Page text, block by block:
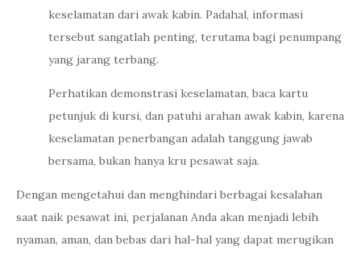
keselamatan dari awak kabin. Padahal, informasi
tersebut sangatlah penting, terutama bagi penumpang
yang jarang terbang.
Perhatikan demonstrasi keselamatan, baca kartu
petunjuk di kursi, dan patuhi arahan awak kabin, karena
keselamatan penerbangan adalah tanggung jawab
bersama, bukan hanya kru pesawat saja.
Dengan mengetahui dan menghindari berbagai kesalahan
saat naik pesawat ini, perjalanan Anda akan menjadi lebih
nyaman, aman, dan bebas dari hal-hal yang dapat merugikan